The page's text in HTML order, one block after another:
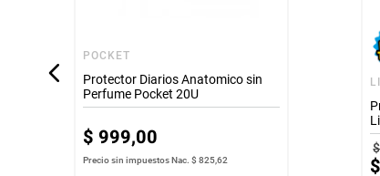
POCKET
Protector Diarios Anatomico sin
Perfume Pocket 20U
$ 999,00
Precio sin impuestos Nac.$ 825,62
$
$